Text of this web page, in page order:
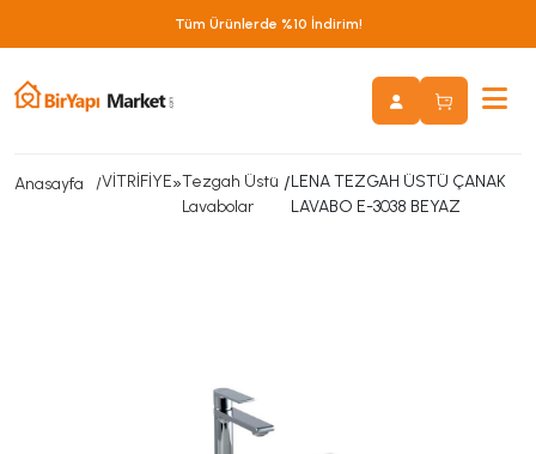
Tüm Ürünlerde %10 İndirim!
Anasayfa VİTRİFİYE»Tezgah Üstü
Lavabolar
/LENA TEZGAH ÜSTÜ ÇANAK
LAVABO E-3038 BEYAZ